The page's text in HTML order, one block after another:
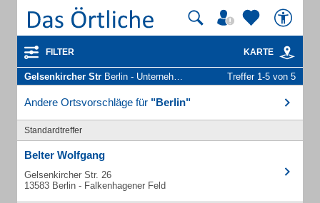
FILTER KARTE
Gelsenkircher Str Berlin - Unternehmen und Personen Treffer 1-5 von 5
Andere Ortsvorschläge für "Berlin"
Standardtreffer
Belter Wolfgang
Gelsenkircher Str. 26
13583 Berlin - Falkenhagener Feld